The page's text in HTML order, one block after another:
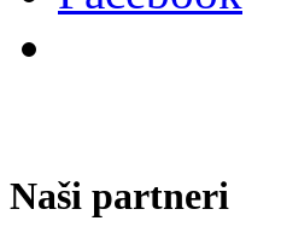
Naši partneri